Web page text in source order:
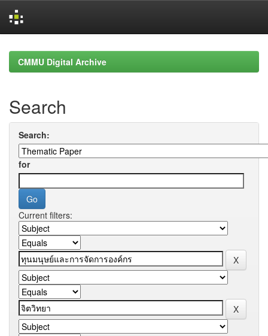
navigationCMMU Digital Archive
Search
Search:
for
Current filters: